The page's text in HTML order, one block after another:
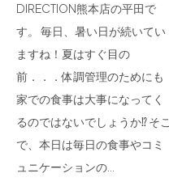
DIRECTION熊本店の平田で
す。 毎日、暑い日が続いてい
ますね！夏はすぐ目の
前．．．体調管理のためにも
家での食事は大事になってく
るのではないでしょうか⁉ そこ
で、本日は毎日の食事やコミ
ュニケーションの…